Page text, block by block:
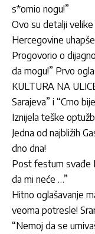
s*omio nogu!”
Ovo su detalji
Hercegovine
Progovorio o
da mogu!” Prvo
KULTURA NA
Sarajeva” i “Crno
Iznijela teške
Jedna od najbližih
dno dna!
Post festum svađe
da mi neće …”
Hitno oglašavanje
veoma potresle!
“Nemoj da se